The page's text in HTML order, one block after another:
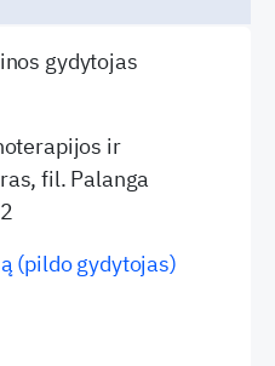
gydytojas
ir
fil. Palanga
(pildo gydytojas)